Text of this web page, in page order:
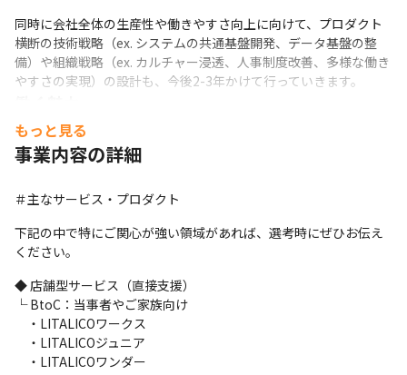
同時に会社全体の生産性や働きやすさ向上に向けて、プロダクト
横断の技術戦略（ex. システムの共通基盤開発、データ基盤の整
備）や組織戦略（ex. カルチャー浸透、人事制度改善、多様な働き
やすさの実現）の設計も、今後2-3年かけて行っていきます。
【働きやすい環境（2024年5月時点）】
育児・介護などライフステージの変化にあわせて、週休3日や時短
は累計360人、男性管理職の育休取得者も年々増えています。平均
い環境が整っています。
ワークに合わせた働き方が選べるように、場所と時間の自由度が
取れる制度を整備しています。強制出社のルールはなく、チーム
ワークやPJ推進上、合理的な範囲での出社の判断が行えれば自由
に出社頻度は決められるスタイルです。
もっと見る
事業内容の詳細
＃主なサービス・プロダクト
下記の中で特にご関心が強い領域があれば、選考時にぜひお伝え
ください。
◆ 店舗型サービス（直接支援）
└ BtoC：当事者やご家族向け
・LITALICOワークス
・LITALICOジュニア
・LITALICOワンダー